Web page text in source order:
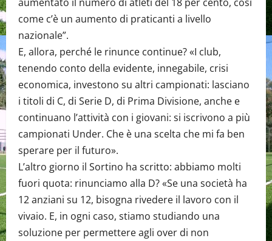
come c’è un aumento di praticanti a livello
nazionale”.
E, allora, perché le rinunce continue? «I club,
tenendo conto della evidente, innegabile, crisi
economica, investono su altri campionati: lasciano
i titoli di C, di Serie D, di Prima Divisione, anche e
continuano l’attività con i giovani: si iscrivono a più
campionati Under. Che è una scelta che mi fa ben
sperare per il futuro».
L’altro giorno il Sortino ha scritto: abbiamo molti
fuori quota: rinunciamo alla D? «Se una società ha
12 anziani su 12, bisogna rivedere il lavoro con il
vivaio. E, in ogni caso, stiamo studiando una
soluzione per permettere agli over di non